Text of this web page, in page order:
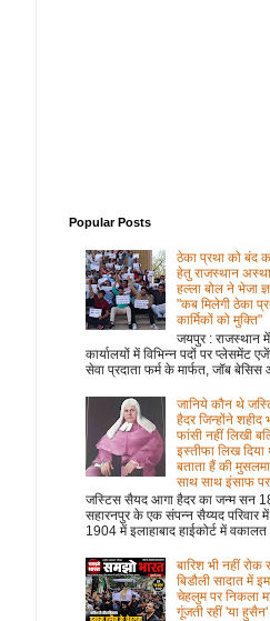
Popular Posts
ठेका प्रथा को बंद
हेतु राजस्थान
हल्ला बोल ने भेजा
"कब मिलेगी ठेका
कार्मिकों को मुक्ति"
जयपुर : राजस्थान
कार्यालयों में विभिन्न पदों पर प्लेसमेंट
सेवा प्रदाता फर्म के मार्फत, जॉब बेसिस
जानिये कौन थे
हैदर जिन्होंने शहीद
फांसी नहीं लिखी
इस्तीफा लिख दिया
बताता हैं की
साथ साथ इंसाफ
जस्टिस सैयद आगा हैदर का जन्म सन
सहारनपुर के एक संपन्न सैय्यद परिवार
1904 में इलाहाबाद हाईकोर्ट में
बारिश भी नहीं
बिडौली सादात में
चेहलुम पर निकला
गूंजती रहीं 'या